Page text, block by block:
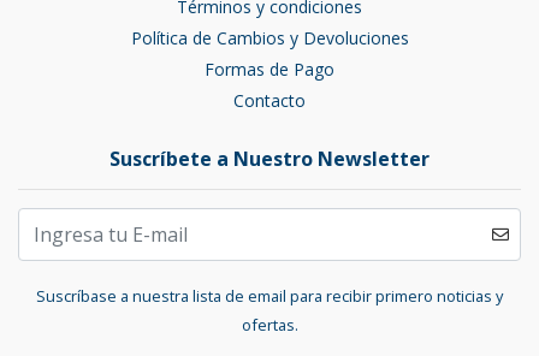
Términos y condiciones
Política de Cambios y Devoluciones
Formas de Pago
Contacto
Suscríbete a Nuestro Newsletter
Suscríbase a nuestra lista de email para recibir primero noticias y
ofertas.